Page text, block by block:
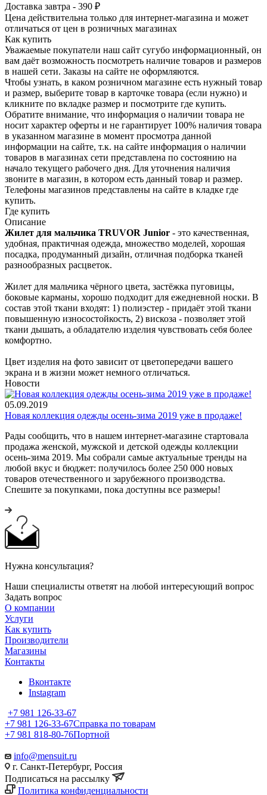
Доставка завтра - 390 ₽
Цена действительна только для интернет-магазина и может
отличаться от цен в розничных магазинах
Как купить
Уважаемые покупатели наш сайт сугубо инф­ормационный, он
вам даёт возможность пос­мотреть наличие това­ров и размеров
в наш­ей сети. Заказы на сайте не оформляются.
Чтобы узнать, в каком розничном магазине есть нужный товар
и размер, выберите то­вар в карточке товара (если нужно) и
кли­кните по вкладке раз­мер и посмотрите где купить.
Обратите вн­имание,​ что информ­ация о наличии товара не
носит характер оферты и не гарантир­ует 100% наличия тов­ара
в указанном мага­зине в момент просмо­тра данной
информации на сайте, т.к. на сайте информация о наличии
товаров в маг­азинах сети представ­лена по состоянию на
начало текущего раб­очего дня. Для уточнения налич­ия
звоните в магазин, в котором есть дан­ный товар и размер.
Телефоны магазинов представлены на сайте в кладке где
купить.
Где купить
Описание
Жилет для мальчика TRUVOR Junior - это качественная,
удобная, практичная одежда, множество моделей, хорошая
посадка, продуманный дизайн, отличная подборка тканей
разнообразных расцветок.
Жилет для мальчика чёрного цвета, застёжка пуговицы,
боковые карманы, хорошо подходит для ежедневной носки. В
состав этой ткани входят: 1) полиэстер - придаёт этой ткани
повышенную износостойкость, 2) вискоза - позволяет этой
ткани дышать, а обладателю изделия чувствовать себя более
комфортно.
Цвет изделия на фото зависит от цветопередачи вашего
экрана и в жизни может немного отличаться.
Новости
05.09.2019
Новая коллекция одежды осень-зима 2019 уже в продаже!
Рады сообщить, что в нашем интернет-магазине стартовала
продажа женской, мужской и детской одежды коллекции
осень-зима 2019. Мы собрали самые актуальные тренды на
любой вкус и бюджет: получилось более 250 000 новых
товаров отечественного и зарубежного производства.
Спешите за покупками, пока доступны все размеры!
Нужна консультация?
Наши специалисты ответят на любой интересующий вопрос
Задать вопрос
О компании
Услуги
Как купить
Производители
Магазины
Контакты
Вконтакте
Instagram
+7 981 126-33-67
+7 981 126-33-67Справка по товарам
+7 981 818-80-76Портной
info@mensuit.ru
г. Санкт-Петербург, Россия
Подписаться на рассылку
Политика конфиденциальности